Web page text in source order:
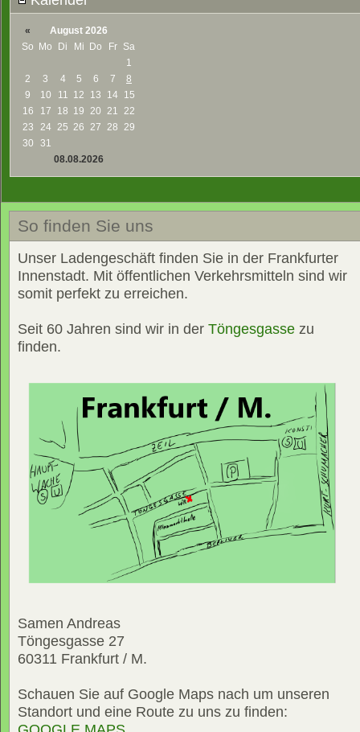
«
August 2026
So Mo Di Mi Do Fr
Sa
1
2
3 4 5 6 7
8
9
10 11 12 13 14 15
16
17 18 19 20 21 22
23
24 25 26 27 28 29
30
31
08.08.2026
So finden Sie uns
Unser Ladengeschäft finden Sie in der Frankfurter
Innenstadt. Mit öffentlichen Verkehrsmitteln sind wir
somit perfekt zu erreichen.
Seit 60 Jahren sind wir in der Töngesgasse zu
finden.
Samen Andreas
Töngesgasse 27
60311 Frankfurt / M.
Schauen Sie auf Google Maps nach um unseren
Standort und eine Route zu uns zu finden: